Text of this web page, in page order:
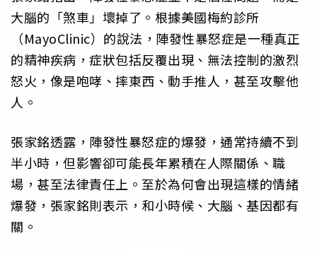
大腦的「煞車」壞掉了。根據美國梅約診所
（MayoClinic）的說法，陣發性暴怒症是一種真正
的精神疾病，症狀包括反覆出現、無法控制的激烈
怒火，像是咆哮、摔東西、動手推人，甚至攻擊他
人。
張家銘透露，陣發性暴怒症的爆發，通常持續不到
半小時，但影響卻可能長年累積在人際關係、職
場，甚至法律責任上。至於為何會出現這樣的情緒
爆發，張家銘則表示，和小時候、大腦、基因都有
關。